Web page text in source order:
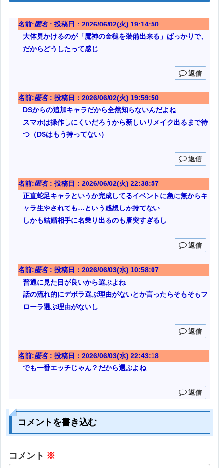
名前:匿名: 投稿日：2026/06/02(火) 19:14:50
大体見かけるのが「魔神の金槌を装備出来る」ばっかりで、
だからどうしたって感じ
返信
名前:匿名: 投稿日：2026/06/02(火) 19:59:50
DSからの追加キャラだから全然知らないんだよね
スマホは操作しにくいだろうから新しいリメイク出るまで待
つ（DSはもう持ってない）
返信
名前:匿名: 投稿日：2026/06/02(火) 22:38:57
正直蛇足キャラというか完成してるイベントに急に無からキ
ャラ生やされても…という感想しか持てない
しかも結婚相手に名乗り出るのも唐突すぎるし
返信
名前:匿名: 投稿日：2026/06/03(水) 10:58:07
普通に見た目が良いから選ぶよね
話の流れ的にデボラ選ぶ理由がないとか言ったらそもそもフ
ローラ選ぶ理由がないし
返信
名前:匿名: 投稿日：2026/06/03(水) 22:43:18
でも一番エッチじゃん？だから選ぶよね
返信
コメントを書き込む
コメント ※